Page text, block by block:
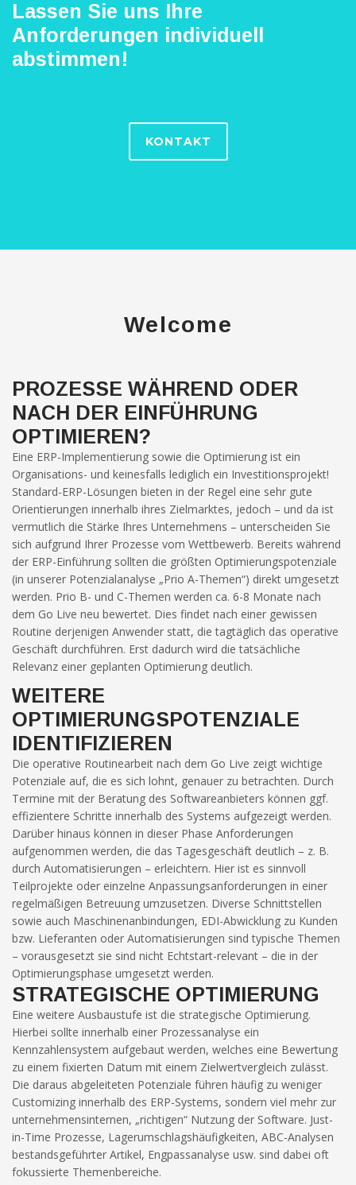
Lassen Sie uns Ihre
Anforderungen individuell
abstimmen!
KONTAKT
Welcome
PROZESSE WÄHREND ODER
NACH DER EINFÜHRUNG
OPTIMIEREN?
Eine ERP-Implementierung sowie die Optimierung ist ein
Organisations- und keinesfalls lediglich ein Investitionsprojekt!
Standard-ERP-Lösungen bieten in der Regel eine sehr gute
Orientierungen innerhalb ihres Zielmarktes, jedoch – und da ist
vermutlich die Stärke Ihres Unternehmens – unterscheiden Sie
sich aufgrund Ihrer Prozesse vom Wettbewerb. Bereits während
der ERP-Einführung sollten die größten Optimierungspotenziale
(in unserer Potenzialanalyse „Prio A-Themen“) direkt umgesetzt
werden. Prio B- und C-Themen werden ca. 6-8 Monate nach
dem Go Live neu bewertet. Dies findet nach einer gewissen
Routine derjenigen Anwender statt, die tagtäglich das operative
Geschäft durchführen. Erst dadurch wird die tatsächliche
Relevanz einer geplanten Optimierung deutlich.
WEITERE
OPTIMIERUNGSPOTENZIALE
IDENTIFIZIEREN
Die operative Routinearbeit nach dem Go Live zeigt wichtige
Potenziale auf, die es sich lohnt, genauer zu betrachten. Durch
Termine mit der Beratung des Softwareanbieters können ggf.
effizientere Schritte innerhalb des Systems aufgezeigt werden.
Darüber hinaus können in dieser Phase Anforderungen
aufgenommen werden, die das Tagesgeschäft deutlich – z. B.
durch Automatisierungen – erleichtern. Hier ist es sinnvoll
Teilprojekte oder einzelne Anpassungsanforderungen in einer
regelmäßigen Betreuung umzusetzen. Diverse Schnittstellen
sowie auch Maschinenanbindungen, EDI-Abwicklung zu Kunden
bzw. Lieferanten oder Automatisierungen sind typische Themen
– vorausgesetzt sie sind nicht Echtstart-relevant – die in der
Optimierungsphase umgesetzt werden.
STRATEGISCHE OPTIMIERUNG
Eine weitere Ausbaustufe ist die strategische Optimierung.
Hierbei sollte innerhalb einer Prozessanalyse ein
Kennzahlensystem aufgebaut werden, welches eine Bewertung
zu einem fixierten Datum mit einem Zielwertvergleich zulässt.
Die daraus abgeleiteten Potenziale führen häufig zu weniger
Customizing innerhalb des ERP-Systems, sondern viel mehr zur
unternehmensinternen, „richtigen“ Nutzung der Software. Just-
in-Time Prozesse, Lagerumschlagshäufigkeiten, ABC-Analysen
bestandsgeführter Artikel, Engpassanalyse usw. sind dabei oft
fokussierte Themenbereiche.
sondern
Statistiken
helfen uns dabei
die Funktionalität
und die Struktur
der Website
ermöglichen,
Statistiken und
Analysen zu
erstellen, wobei
pseudonymisierte
oder
Daten erfasst
werden, um
Kenntnisse über
die
zu erhalten, zur
Verbesserung
unseres Angebots
oder um
technische
Probleme schnell
zu erkennen und
zu beheben.
Erfahrungen
Diese
Cookies
werden
benötigt,
damit unsere
während
Ihres
Besuchs so
gut wie
möglich
funktioniert.
Wenn Sie
diese
Cookies
ablehnen,
werden
Funktionen
auf der
Website